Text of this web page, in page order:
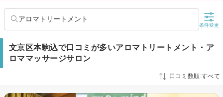
アロマトリートメント
条件変更
文京区本駒込で口コミが多いアロマトリートメント・ア
ロママッサージサロン
口コミ数順:すべて